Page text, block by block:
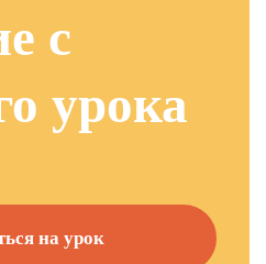
с
урока
на урок